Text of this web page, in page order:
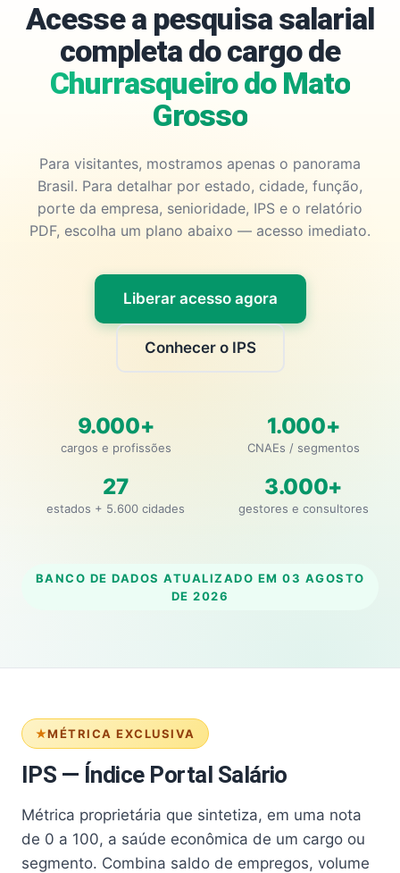
Acesse a pesquisa salarial
completa do cargo de
Churrasqueiro do Mato
Grosso
Para visitantes, mostramos apenas o panorama
Brasil. Para detalhar por estado, cidade, função,
porte da empresa, senioridade, IPS e o relatório
PDF, escolha um plano abaixo — acesso imediato.
Liberar acesso agora
Conhecer o IPS
9.000+
cargos e profissões
1.000+
CNAEs / segmentos
27
estados + 5.600 cidades
3.000+
gestores e consultores
BANCO DE DADOS ATUALIZADO EM 03 AGOSTO
DE 2026
MÉTRICA EXCLUSIVA
IPS — Índice Portal Salário
Métrica proprietária que sintetiza, em uma nota
de 0 a 100, a saúde econômica de um cargo ou
segmento. Combina saldo de empregos, volume